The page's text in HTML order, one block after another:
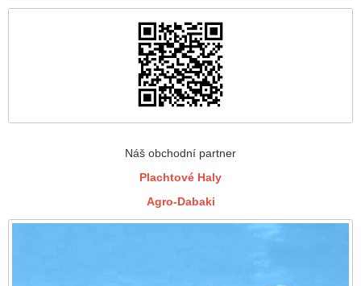
Náš obchodní partner
Plachtové Haly
Agro-Dabaki